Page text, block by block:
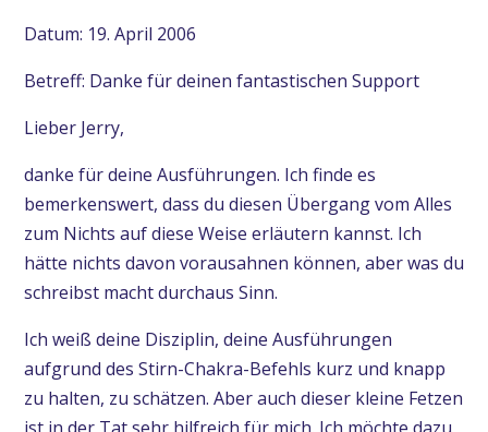
Datum: 19. April 2006
Betreff: Danke für deinen fantastischen Support
Lieber Jerry,
danke für deine Ausführungen. Ich finde es
bemerkenswert, dass du diesen Übergang vom Alles
zum Nichts auf diese Weise erläutern kannst. Ich
hätte nichts davon vorausahnen können, aber was du
schreibst macht durchaus Sinn.
Ich weiß deine Disziplin, deine Ausführungen
aufgrund des Stirn-Chakra-Befehls kurz und knapp
zu halten, zu schätzen. Aber auch dieser kleine Fetzen